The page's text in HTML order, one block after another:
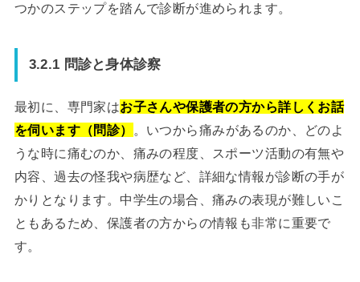
つかのステップを踏んで診断が進められます。
3.2.1 問診と身体診察
最初に、専門家はお子さんや保護者の方から詳しくお話
を伺います（問診）
。いつから痛みがあるのか、どのよ
うな時に痛むのか、痛みの程度、スポーツ活動の有無や
内容、過去の怪我や病歴など、詳細な情報が診断の手が
かりとなります。中学生の場合、痛みの表現が難しいこ
ともあるため、保護者の方からの情報も非常に重要で
す。